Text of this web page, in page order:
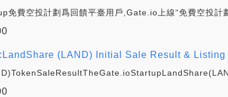
免費空投計劃爲回饋平臺用戶,Gate.io上線“免費空投計
(LAND) Initial Sale Result & Listing